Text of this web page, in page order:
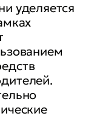
уделяется